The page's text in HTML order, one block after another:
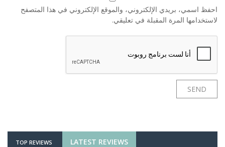
احفظ اسمي، بريدي الإلكتروني، والموقع الإلكتروني في هذا المتصفح
لاستخدامها المرة المقبلة في تعليقي.
LATEST REVIEWS
TOP REVIEWS